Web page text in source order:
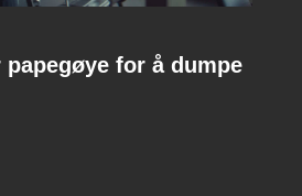
papegøye for å dumpe